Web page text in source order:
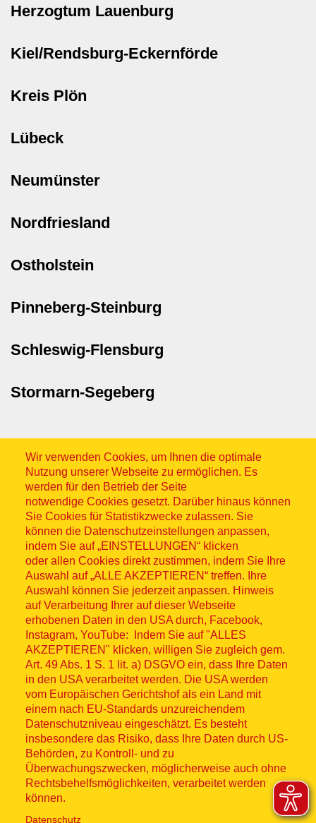
Herzogtum Lauenburg
Kiel/Rendsburg-Eckernförde
Kreis Plön
Lübeck
Neumünster
Nordfriesland
Ostholstein
Pinneberg-Steinburg
Schleswig-Flensburg
Stormarn-Segeberg
Wir verwenden Cookies, um Ihnen die optimale
Nutzung unserer Webseite zu ermöglichen. Es
werden für den Betrieb der Seite
notwendige Cookies gesetzt. Darüber hinaus können
Sie Cookies für Statistikzwecke zulassen. Sie
können die Datenschutzeinstellungen anpassen,
indem Sie auf „EINSTELLUNGEN“ klicken
oder allen Cookies direkt zustimmen, indem Sie Ihre
Auswahl auf „ALLE AKZEPTIEREN“ treffen. Ihre
Auswahl können Sie jederzeit anpassen. Hinweis
auf Verarbeitung Ihrer auf dieser Webseite
erhobenen Daten in den USA durch, Facebook,
Instagram, YouTube: Indem Sie auf "ALLES
AKZEPTIEREN" klicken, willigen Sie zugleich gem.
Art. 49 Abs. 1 S. 1 lit. a) DSGVO ein, dass Ihre Daten
in den USA verarbeitet werden. Die USA werden
vom Europäischen Gerichtshof als ein Land mit
einem nach EU-Standards unzureichendem
Datenschutzniveau eingeschätzt. Es besteht
insbesondere das Risiko, dass Ihre Daten durch US-
Behörden, zu Kontroll- und zu
Überwachungszwecken, möglicherweise auch ohne
Rechtsbehelfsmöglichkeiten, verarbeitet werden
können.
Datenschutz
Sitemap
© ASB 2026
Fußzeilenmenü
Impressum
Datenschutz
Kontakt
Hinweisgebersystem
Lieferkette
Widerruf